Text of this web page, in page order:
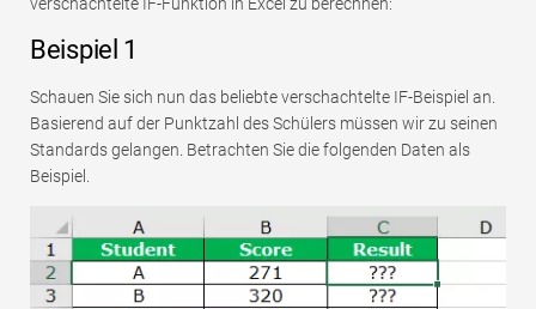
Beispiel 1
Schauen Sie sich nun das beliebte verschachtelte IF-Beispiel an.
Basierend auf der Punktzahl des Schülers müssen wir zu seinen
Standards gelangen. Betrachten Sie die folgenden Daten als
Beispiel.